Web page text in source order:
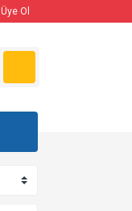
Üye Ol